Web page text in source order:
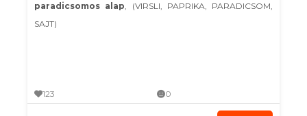
paradicsomos alap, (VIRSLI, PAPRIKA, PARADICSOM,
SAJT)
123 0